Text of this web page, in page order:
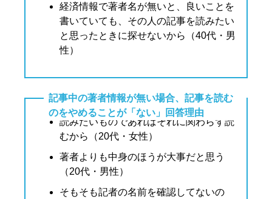
経済情報で著者名が無いと、良いことを
書いていても、その人の記事を読みたい
と思ったときに探せないから（40代・男
性）
記事中の著者情報が無い場合、記事を読む
のをやめることが「ない」回答理由
読みたいものであればそれに関わらず読
むから（20代・女性）
著者よりも中身のほうが大事だと思う
（20代・男性）
そもそも記者の名前を確認してないの